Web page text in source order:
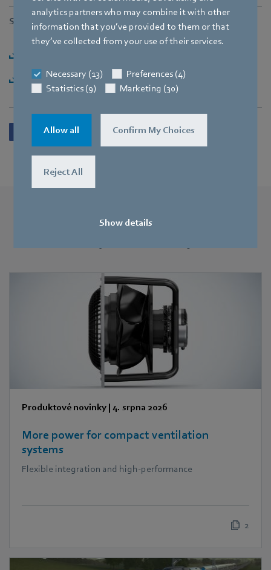
analytics partners who may combine it with other
information that you’ve provided to them or that
they’ve collected from your use of their services.
Necessary (13)
Preferences (4)
Statistics (9)
Marketing (30)
Allow all Confirm My Choices
Reject All
Show details
Stahování souborů
Stáhnout [ZIP] - 3,1MB
Další tiskové zprávy
Produktové novinky | 4. srpna 2026
More power for compact ventilation
systems
Flexible integration and high-performance
2